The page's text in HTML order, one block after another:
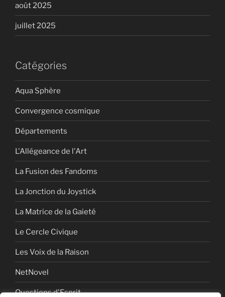
août 2025
juillet 2025
Catégories
Aqua Sphère
Convergence cosmique
Départements
L'Allégeance de l'Art
La Fusion des Fandoms
La Jonction du Joystick
La Matrice de la Gaieté
Le Cercle Civique
Les Voix de la Raison
NetNovel
Questions d'Esprit